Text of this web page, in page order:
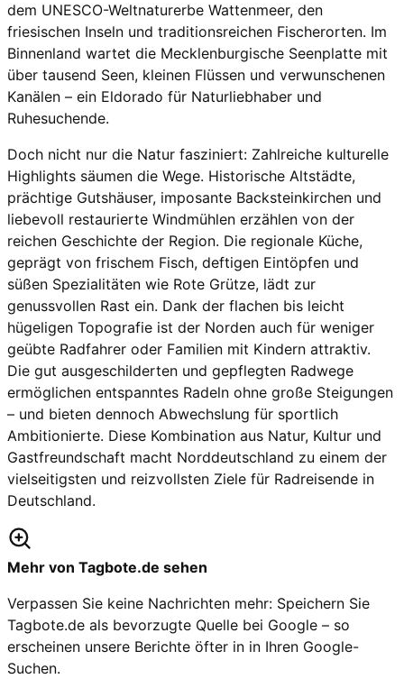
dem UNESCO-Weltnaturerbe Wattenmeer, den
friesischen Inseln und traditionsreichen Fischerorten. Im
Binnenland wartet die Mecklenburgische Seenplatte mit
über tausend Seen, kleinen Flüssen und verwunschenen
Kanälen – ein Eldorado für Naturliebhaber und
Ruhesuchende.
Doch nicht nur die Natur fasziniert: Zahlreiche kulturelle
Highlights säumen die Wege. Historische Altstädte,
prächtige Gutshäuser, imposante Backsteinkirchen und
liebevoll restaurierte Windmühlen erzählen von der
reichen Geschichte der Region. Die regionale Küche,
geprägt von frischem Fisch, deftigen Eintöpfen und
süßen Spezialitäten wie Rote Grütze, lädt zur
genussvollen Rast ein. Dank der flachen bis leicht
hügeligen Topografie ist der Norden auch für weniger
geübte Radfahrer oder Familien mit Kindern attraktiv.
Die gut ausgeschilderten und gepflegten Radwege
ermöglichen entspanntes Radeln ohne große Steigungen
– und bieten dennoch Abwechslung für sportlich
Ambitionierte. Diese Kombination aus Natur, Kultur und
Gastfreundschaft macht Norddeutschland zu einem der
vielseitigsten und reizvollsten Ziele für Radreisende in
Deutschland.
Mehr von Tagbote.de sehen
Verpassen Sie keine Nachrichten mehr: Speichern Sie
Tagbote.de als bevorzugte Quelle bei Google – so
erscheinen unsere Berichte öfter in in Ihren Google-
Suchen.